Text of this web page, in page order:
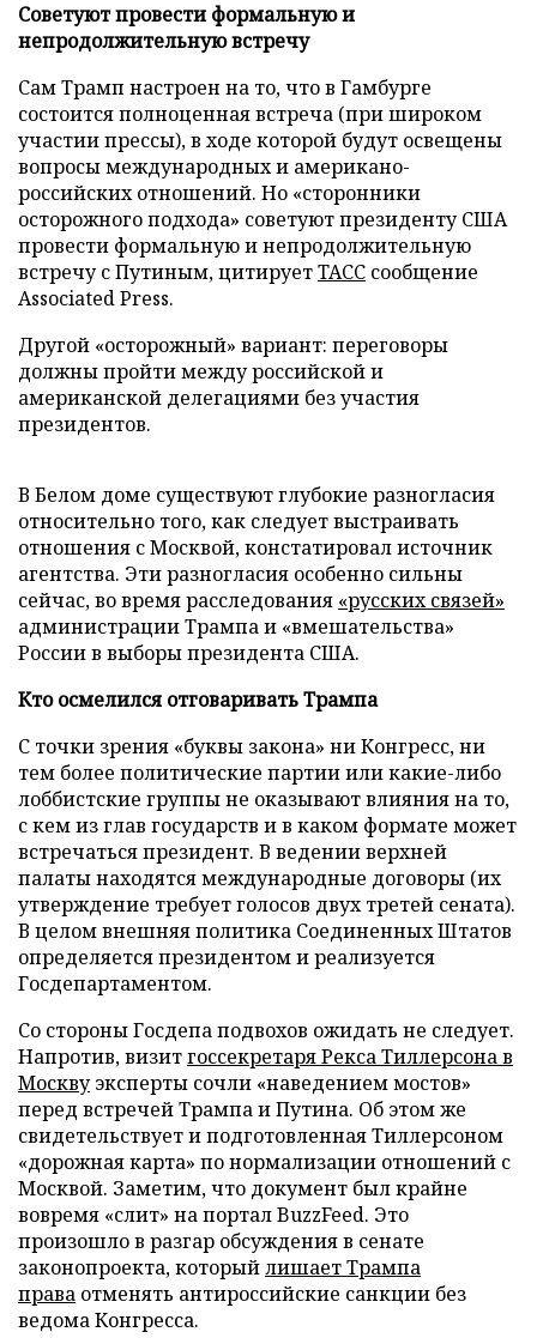
Советуют провести формальную и
непродолжительную встречу
Сам Трамп настроен на то, что в Гамбурге
состоится полноценная встреча (при широком
участии прессы), в ходе которой будут освещены
вопросы международных и американо-
российских отношений. Но «сторонники
осторожного подхода» советуют президенту США
провести формальную и непродолжительную
встречу с Путиным, цитируетTACC сообщение
Associated Press.
Другой «осторожный» вариант: переговоры
должны пройти между российской и
американской делегациями без участия
президентов.
В Белом доме существуют глубокие разногласия
относительно того, как следует выстраивать
отношения с Москвой, констатировал источник
агентства. Эти разногласия особенно сильны
сейчас, во время расследования «русских связей»
администрации Трампа и «вмешательства»
России в выборы президента США.
Кто осмелился отговаривать Трампа
С точки зрения «буквы закона» ни Конгресс, ни
тем более политические партии или какие-либо
лоббистские группы не оказывают влияния на то,
с кем из глав государств и в каком формате может
встречаться президент. В ведении верхней
палаты находятся международные договоры (их
утверждение требует голосов двух третей сената).
В целом внешняя политика Соединенных Штатов
определяется президентом и реализуется
Госдепартаментом.
Со стороны Госдепа подвохов ожидать не следует.
Напротив, визитгоссекретаря Рекса Тиллерсона в
Москвуэксперты сочли «наведением мостов»
перед встречей Трампа и Путина. Об этом же
свидетельствует и подготовленная Тиллерсоном
«дорожная карта» по нормализации отношений с
Москвой. Заметим, что документ был крайне
вовремя «слит» на портал BuzzFeed. Это
произошло в разгар обсуждения в сенате
законопроекта, которыйлишает Трампа
права отменять антироссийские санкции без
ведома Конгресса.